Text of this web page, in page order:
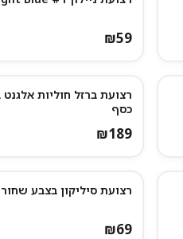
₪59
רצועת ברזל חוליות
כסף
₪189
רצועת סיליקון בצבע שחור
₪69